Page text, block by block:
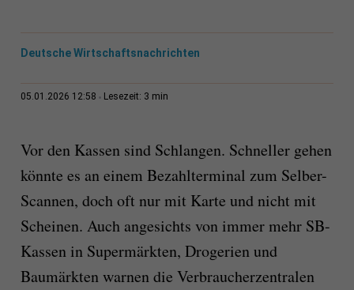
Deutsche Wirtschaftsnachrichten
05.01.2026 12:58 Lesezeit: 3 min
Vor den Kassen sind Schlangen. Schneller gehen
könnte es an einem Bezahlterminal zum Selber-
Scannen, doch oft nur mit Karte und nicht mit
Scheinen. Auch angesichts von immer mehr SB-
Kassen in Supermärkten, Drogerien und
Baumärkten warnen die Verbraucherzentralen